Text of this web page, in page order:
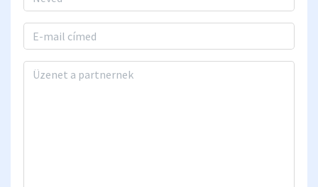
Email
Üzenet a partnernek